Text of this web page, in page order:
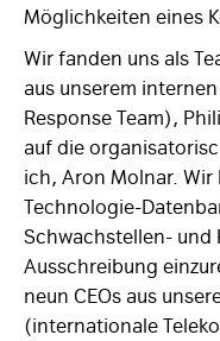
Möglichkeiten eines
Wir fanden uns als
aus unserem
Response Team),
auf die
ich, Aron Molnar.
Technologie-
Schwachstellen- und
Ausschreibung
neun CEOs aus
(internationale